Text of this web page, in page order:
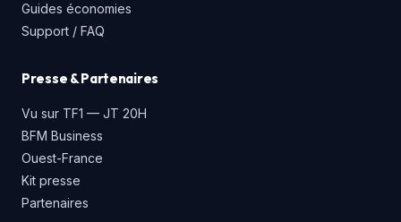
Guides économies
Support / FAQ
Presse & Partenaires
Vu sur TF1 — JT 20H
BFM Business
Ouest-France
Kit presse
Partenaires